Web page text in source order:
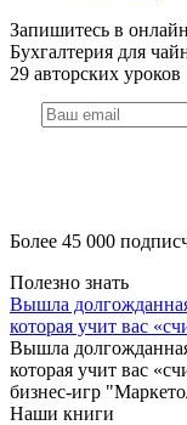
Запишитесь в
Бухгалтерия для
29 авторских уроков
Более 45 000
Полезно знать
Вышла
которая учит вас
Вышла
которая учит вас
бизнес-игр
Наши книги